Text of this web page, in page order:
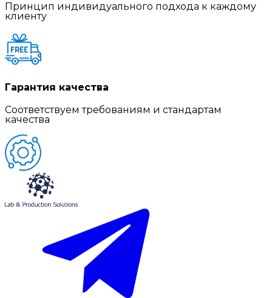
Принцип индивидуального подхода к каждому
клиенту
Гарантия качества
Соответствуем требованиям и стандартам
качества